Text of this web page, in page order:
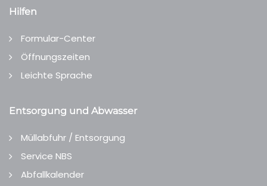
Hilfen
Formular-Center
Öffnungszeiten
Leichte Sprache
Entsorgung und Abwasser
Müllabfuhr / Entsorgung
Service NBS
Abfallkalender